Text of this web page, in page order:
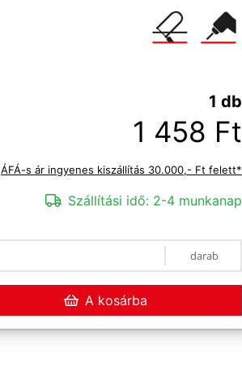
1 db
1 458 Ft
ÁFÁ-s ár ingyenes kiszállítás 30.000,- Ft felett*
Szállítási idő: 2-4 munkanap
darab
A kosárba